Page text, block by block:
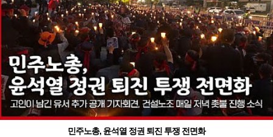
민주노총, 윤석열 정권 퇴진 투쟁 전면화